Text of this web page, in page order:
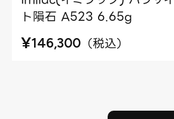
ト隕石 A523 6.65g
¥146,300 （税込）